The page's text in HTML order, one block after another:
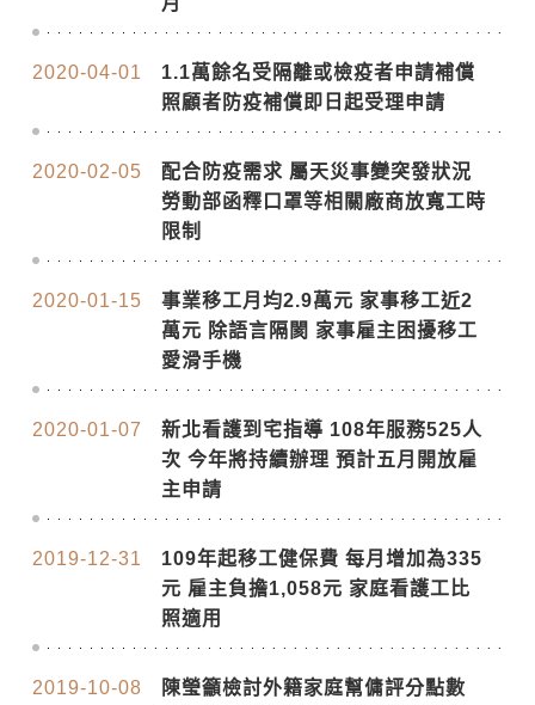
2020-04-01
1.1萬餘名受隔離或檢疫者申請補償
照顧者防疫補償即日起受理申請
2020-02-05
配合防疫需求 屬天災事變突發狀況
勞動部函釋口罩等相關廠商放寬工時
限制
2020-01-15
事業移工月均2.9萬元 家事移工近2
萬元 除語言隔閡 家事雇主困擾移工
愛滑手機
2020-01-07
新北看護到宅指導 108年服務525人
次 今年將持續辦理 預計五月開放雇
主申請
2019-12-31
109年起移工健保費 每月增加為335
元 雇主負擔1,058元 家庭看護工比
照適用
2019-10-08
陳瑩籲檢討外籍家庭幫傭評分點數